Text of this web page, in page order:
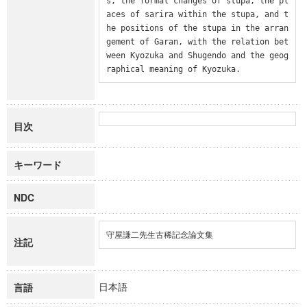
aces of sarira within the stupa, and t
he positions of the stupa in the arran
gement of Garan, with the relation bet
ween Kyozuka and Shugendo and the geog
raphical meaning of Kyozuka.
目次
キーワード
NDC
注記
守屋謙二先生古稀記念論文集
言語 日本語